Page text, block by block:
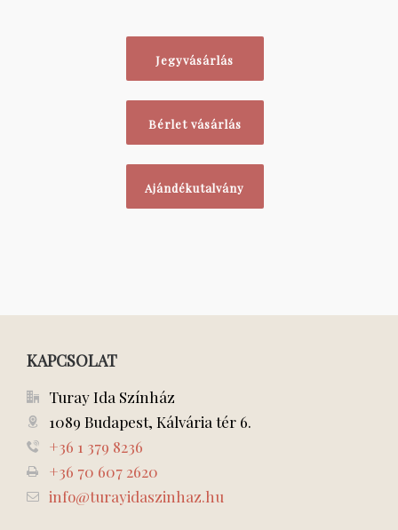
Jegyvásárlás
Bérlet vásárlás
Ajándékutalvány
KAPCSOLAT
Turay Ida Színház
1089 Budapest, Kálvária tér 6.
+36 1 379 8236
+36 70 607 2620
info@turayidaszinhaz.hu